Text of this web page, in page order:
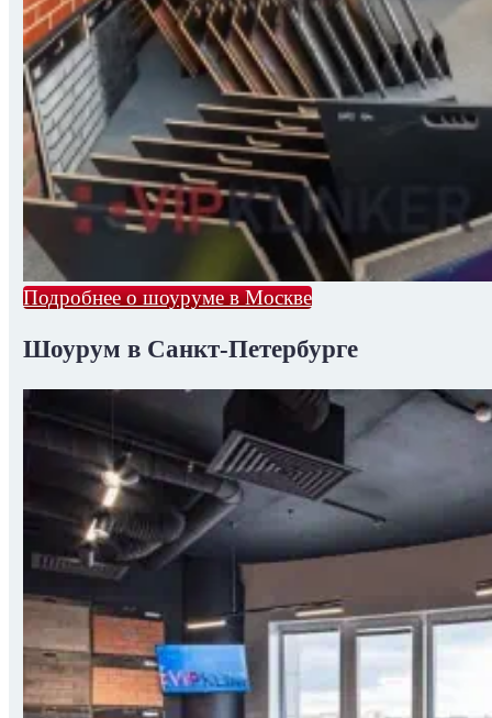
Подробнее о шоуруме в Москве
Шоурум в Санкт-Петербурге